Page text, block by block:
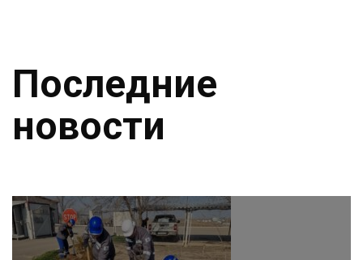
Последние
новости